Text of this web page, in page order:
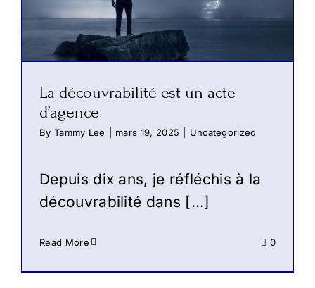
La découvrabilité est un acte
d’agence
By Tammy Lee mars 19, 2025 Uncategorized
Depuis dix ans, je réfléchis à la
découvrabilité dans […]
Read More 0